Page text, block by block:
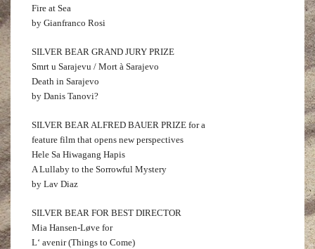
Fire at Sea
by Gianfranco Rosi
SILVER BEAR GRAND JURY PRIZE
Smrt u Sarajevu / Mort à Sarajevo
Death in Sarajevo
by Danis Tanovi?
SILVER BEAR ALFRED BAUER PRIZE for a
feature film that opens new perspectives
Hele Sa Hiwagang Hapis
A Lullaby to the Sorrowful Mystery
by Lav Diaz
SILVER BEAR FOR BEST DIRECTOR
Mia Hansen-Løve for
L‘ avenir (Things to Come)